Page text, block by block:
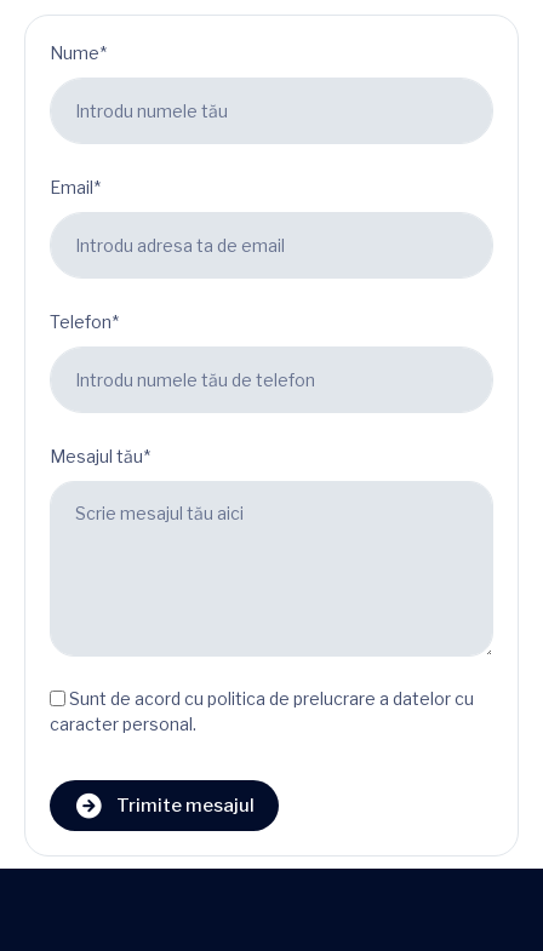
Nume*
Email*
Telefon*
Mesajul tău*
Sunt de acord cu politica de prelucrare a datelor cu
caracter personal.
Trimite mesajul